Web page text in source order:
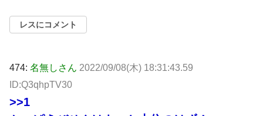
レスにコメント
474: 名無しさん 2022/09/08(木) 18:31:43.59
ID:Q3qhpTV30
>>1